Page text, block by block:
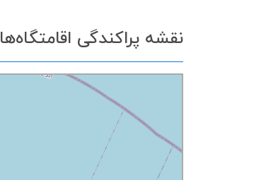
نقشه پراکندگی اقامتگاه‌ها